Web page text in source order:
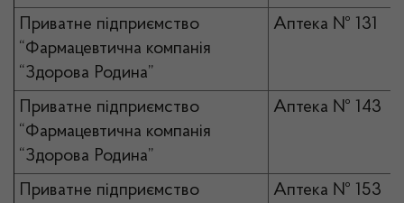
Приватне підприємство
“Фармацевтична компанія
“Здорова Родина”
Аптека № 131
Приватне підприємство
“Фармацевтична компанія
“Здорова Родина”
Аптека № 143
Приватне підприємство
Аптека № 153